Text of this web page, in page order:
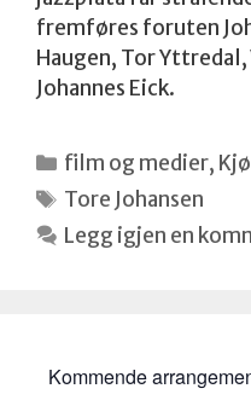
fremføres foruten
Haugen, Tor
Johannes Eick.
Kategorier
film og medier,
Stikkord
Tore Johansen
Legg igjen en
Kommende